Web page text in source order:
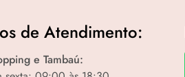
de Atendimento:
e Tambaú: